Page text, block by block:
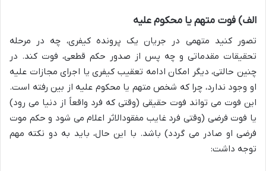
الف) فوت متهم یا محکوم علیه
تصور کنید متهمی در جریان یک پرونده کیفری، چه در مرحله
تحقیقات مقدماتی و چه پس از صدور حکم قطعی، فوت کند. در
چنین حالتی، دیگر امکان ادامه تعقیب کیفری یا اجرای مجازات علیه
او وجود ندارد، چرا که شخص متهم یا محکوم علیه از بین رفته است.
این فوت می تواند فوت حقیقی (وقتی که فرد واقعاً از دنیا می رود)
یا فوت فرضی (وقتی فرد غایب مفقودالاثر اعلام می شود و حکم موت
فرضی او صادر می گردد) باشد. با این حال، باید به دو نکته مهم
توجه داشت: